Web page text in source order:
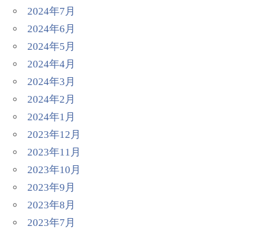
2024年7月
2024年6月
2024年5月
2024年4月
2024年3月
2024年2月
2024年1月
2023年12月
2023年11月
2023年10月
2023年9月
2023年8月
2023年7月